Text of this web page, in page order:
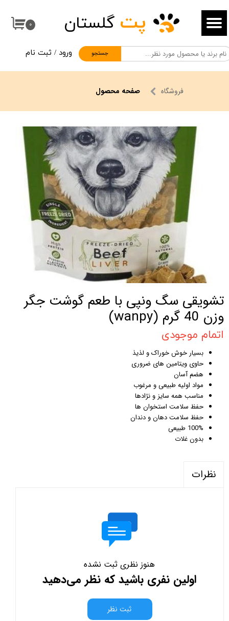
۰
جستجو
پت گلستان
ورود / ثبت نام
حساب کاربری من
تغییر گذر واژه
سفارشات
خروج از حساب کاربری
فروشگاه صفحه محصول
تشویقی سگ ونپی با طعم گوشت جگر
وزن 40 گرم (wanpy)
اتمام موجودی
بسیار خوش خوراک و لذیذ
حاوی ویتامین های ضروری
هضم آسان
مواد اولیه طبیعی و مرغوب
مناسب همه سایز و نژادها
حفظ سلامت استخوان ها
حفظ سلامت دهان و دندان
100% طبیعی
بدون غلات
نظرات
هنوز نظری ثبت نشده
اولین نفری باشید که نظر می‌دهید
ثبت نظر